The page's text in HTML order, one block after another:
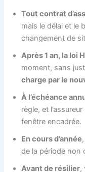
Tout contrat
mais le délai et le
changement de
Après 1 an, la loi
moment, sans
charge par le
À l’échéance
règle, et
fenêtre encadrée.
En cours d’année
de la période non
Avant de résilier,